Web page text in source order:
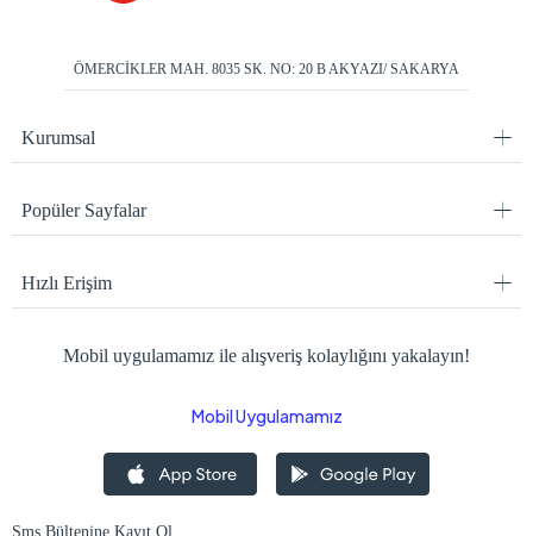
ÖMERCİKLER MAH. 8035 SK. NO: 20 B AKYAZI/ SAKARYA
Kurumsal
Popüler Sayfalar
Hızlı Erişim
Mobil uygulamamız ile alışveriş kolaylığını yakalayın!
Mobil Uygulamamız
Sms Bültenine Kayıt Ol